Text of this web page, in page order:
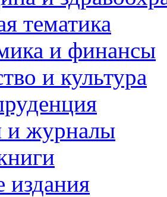
тематика
и финансы
и культура
и журналы
издания